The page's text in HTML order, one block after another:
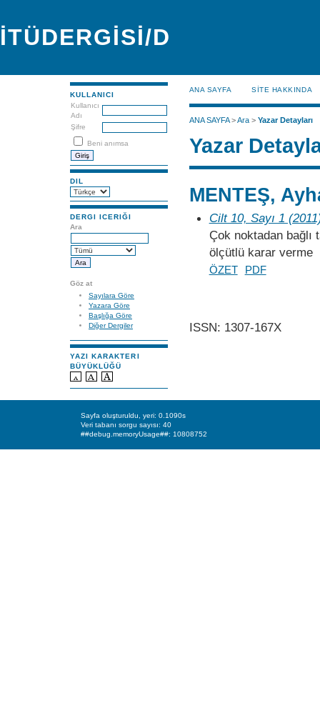
İTÜDERGİSİ/D
KULLANICI
Kullanıcı
Adı
Şifre
Beni anımsa
DIL
DERGI ICERIĞI
Ara
Göz at
Sayılara Göre
Yazara Göre
Başlığa Göre
Diğer Dergiler
YAZI KARAKTERI
BÜYÜKLÜĞÜ
ANA SAYFA SİTE HAKKINDA
ANA SAYFA>Ara> Yazar Detayları
Yazar
MENTEŞ,
Cilt 10, Sayı 1
Çok noktadan bağlı
ölçütlü karar verme
ÖZET PDF
ISSN: 1307-167X
Sayfa oluşturuldu, yeri: 0.1090s
Veri tabanı sorgu sayısı: 40
##debug.memoryUsage##: 10808752